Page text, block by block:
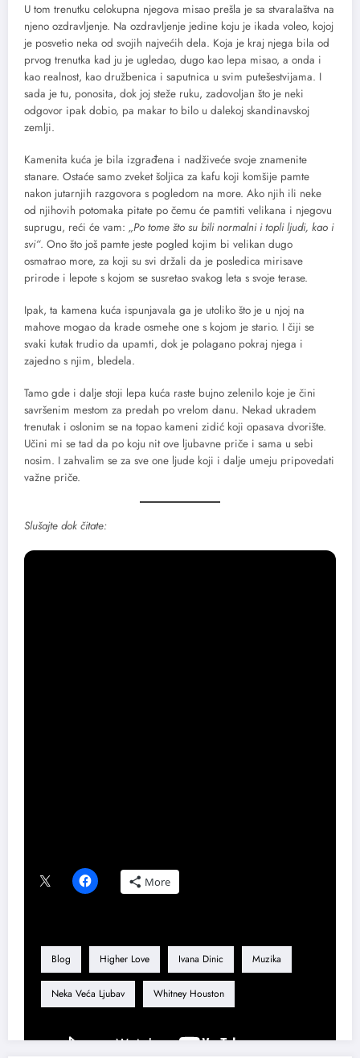
U tom trenutku celokupna njegova misao prešla je sa stvaralaštva na
njeno ozdravljenje. Na ozdravljenje jedine koju je ikada voleo, kojoj
je posvetio neka od svojih najvećih dela. Koja je kraj njega bila od
prvog trenutka kad ju je ugledao, dugo kao lepa misao, a onda i
kao realnost, kao družbenica i saputnica u svim putešestvijama. I
sada je tu, ponosita, dok joj steže ruku, zadovoljan što je neki
odgovor ipak dobio, pa makar to bilo u dalekoj skandinavskoj
zemlji.
Kamenita kuća je bila izgrađena i nadživeće svoje znamenite
stanare. Ostaće samo zveket šoljica za kafu koji komšije pamte
nakon jutarnjih razgovora s pogledom na more. Ako njih ili neke
od njihovih potomaka pitate po čemu će pamtiti velikana i njegovu
suprugu, reći će vam: „Po tome što su bili normalni i topli ljudi, kao i
svi“. Ono što još pamte jeste pogled kojim bi velikan dugo
osmatrao more, za koji su svi držali da je posledica mirisave
prirode i lepote s kojom se susretao svakog leta s svoje terase.
Ipak, ta kamena kuća ispunjavala ga je utoliko što je u njoj na
mahove mogao da krade osmehe one s kojom je stario. I čiji se
svaki kutak trudio da upamti, dok je polagano pokraj njega i
zajedno s njim, bledela.
Tamo gde i dalje stoji lepa kuća raste bujno zelenilo koje je čini
savršenim mestom za predah po vrelom danu. Nekad ukradem
trenutak i oslonim se na topao kameni zidić koji opasava dvorište.
Učini mi se tad da po koju nit ove ljubavne priče i sama u sebi
nosim. I zahvalim se za sve one ljude koji i dalje umeju pripovedati
važne priče.
Slušajte dok čitate:
More
Blog Higher Love Ivana Dinic Muzika
Neka Veća Ljubav Whitney Houston